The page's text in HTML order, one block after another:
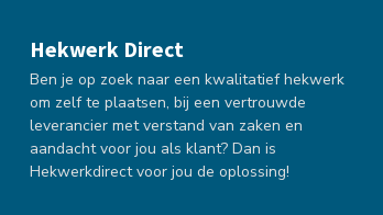
Hekwerk Direct
Ben je op zoek naar een kwalitatief hekwerk
om zelf te plaatsen, bij een vertrouwde
leverancier met verstand van zaken en
aandacht voor jou als klant? Dan is
Hekwerkdirect voor jou de oplossing!